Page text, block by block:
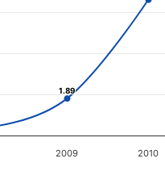
1.89
1.89
2009 2010